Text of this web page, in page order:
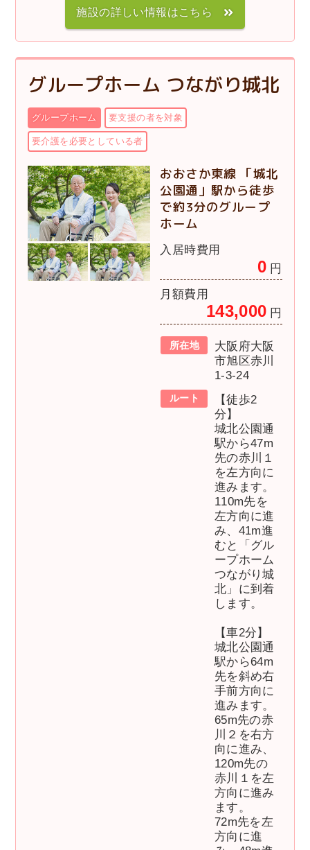
施設の詳しい情報はこちら
グループホーム つながり城北
グループホーム 要支援の者を対象
要介護を必要としている者
おおさか東線 「城北
公園通」駅から徒歩
で約3分のグループ
ホーム
入居時費用
0 円
月額費用
143,000 円
所在地
大阪府大阪
市旭区赤川
1-3-24
ルート
【徒歩2
分】
城北公園通
駅から47m
先の赤川１
を左方向に
進みます。
110m先を
左方向に進
み、41m進
むと「グル
ープホーム
つながり城
北」に到着
します。
【車2分】
城北公園通
駅から64m
先を斜め右
手前方向に
進みます。
65m先の赤
川２を右方
向に進み、
120m先の
赤川１を左
方向に進み
ます。
72m先を左
方向に進